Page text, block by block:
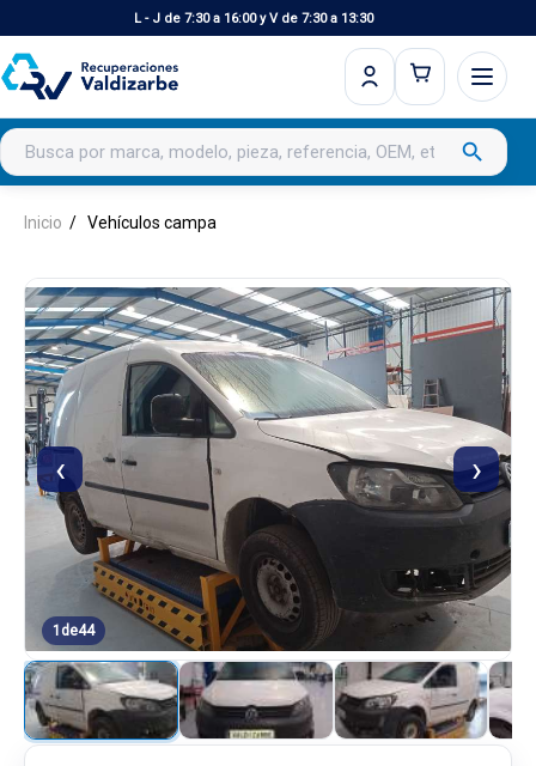
L - J de 7:30 a 16:00 y V de 7:30 a 13:30
Buscar productos search
Inicio Vehículos campa
‹ ›
1 de44